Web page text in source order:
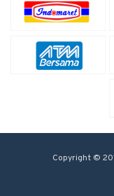
Copyright ©